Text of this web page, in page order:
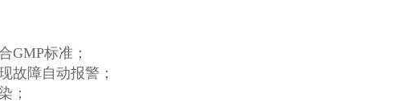
GMP标准；
故障自动报警；
；